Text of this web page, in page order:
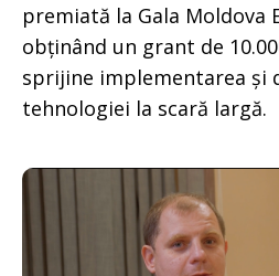
premiată la Gala Moldova
obținând un grant de
sprijine implementarea și
tehnologiei la scară largă.